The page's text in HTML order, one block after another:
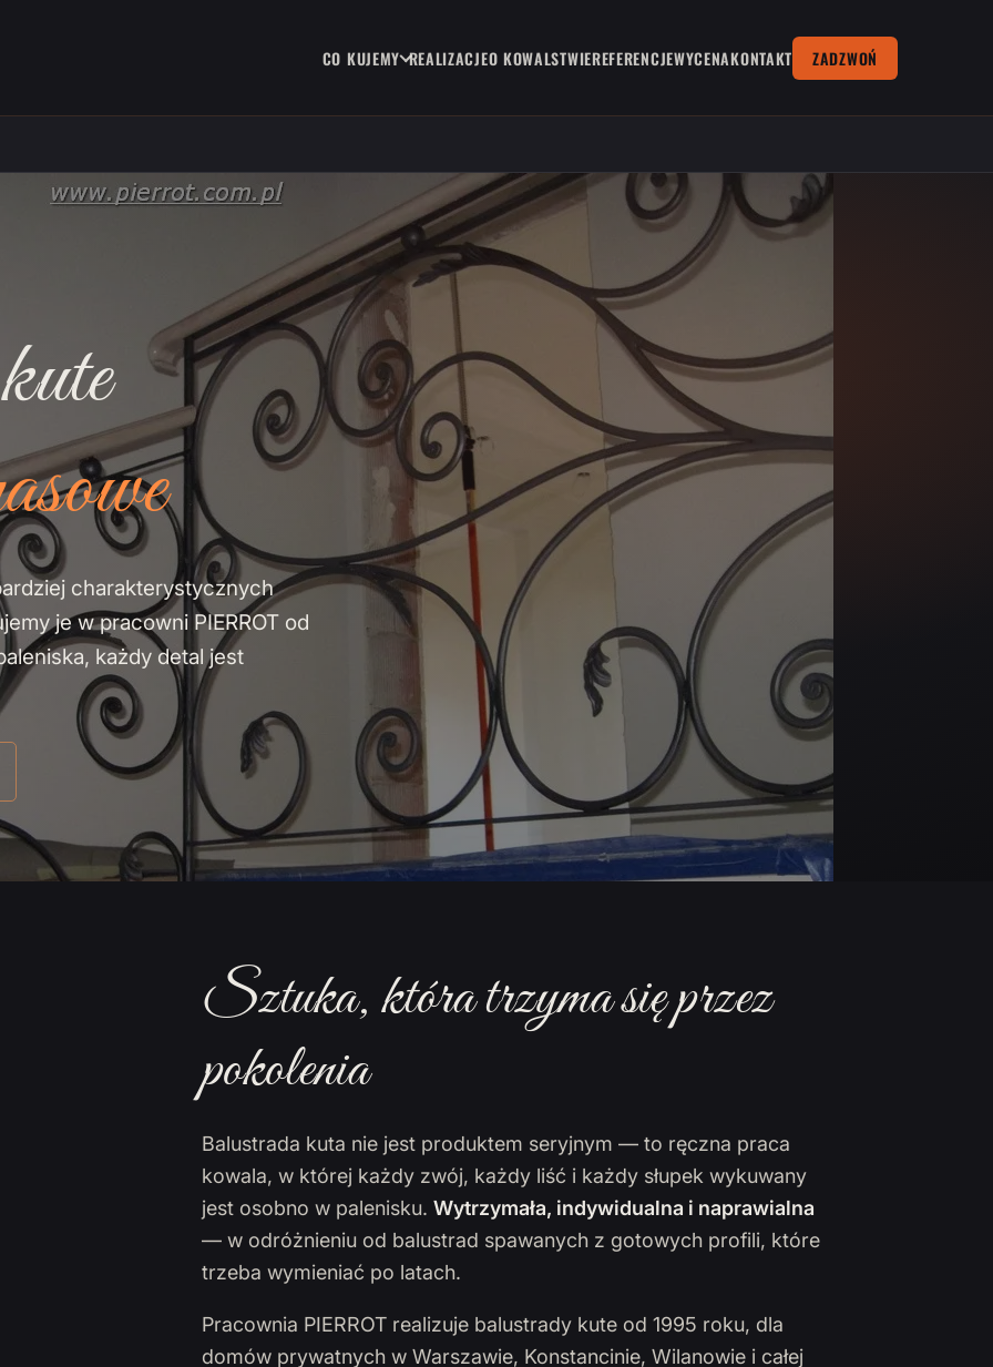
CO KUJEMY REALIZACJEO KOWALSTWIEREFERENCJEWYCENAKONTAKT ZADZWOŃ
charakterystycznych
je w pracowni PIERROT od
każdy detal jest
Sztuka, która trzyma się przez
pokolenia
Balustrada kuta nie jest produktem seryjnym — to ręczna praca
kowala, w której każdy zwój, każdy liść i każdy słupek wykuwany
jest osobno w palenisku. Wytrzymała, indywidualna i naprawialna
— w odróżnieniu od balustrad spawanych z gotowych profili, które
trzeba wymieniać po latach.
Pracownia PIERROT realizuje balustrady kute od 1995 roku, dla
domów prywatnych w Warszawie, Konstancinie, Wilanowie i całej